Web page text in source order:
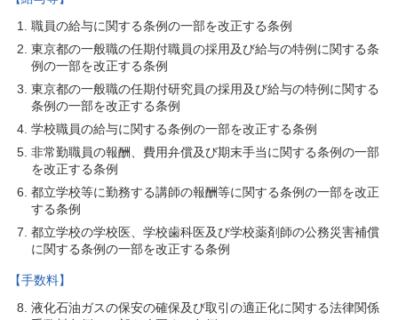
職員の給与に関する条例の一部を改正する条例
東京都の一般職の任期付職員の採用及び給与の特例に関する条
例の一部を改正する条例
東京都の一般職の任期付研究員の採用及び給与の特例に関する
条例の一部を改正する条例
学校職員の給与に関する条例の一部を改正する条例
非常勤職員の報酬、費用弁償及び期末手当に関する条例の一部
を改正する条例
都立学校等に勤務する講師の報酬等に関する条例の一部を改正
する条例
都立学校の学校医、学校歯科医及び学校薬剤師の公務災害補償
に関する条例の一部を改正する条例
【手数料】
液化石油ガスの保安の確保及び取引の適正化に関する法律関係